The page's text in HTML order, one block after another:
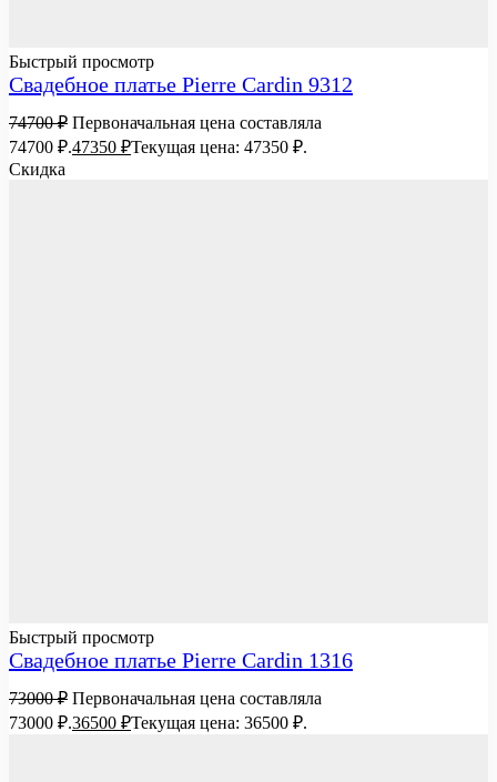
Быстрый просмотр
Свадебное платье Pierre Cardin 9312
74700₽ Первоначальная цена составляла
74700 ₽.47350 ₽Текущая цена: 47350 ₽.
Скидка
Быстрый просмотр
Свадебное платье Pierre Cardin 1316
73000₽ Первоначальная цена составляла
73000 ₽.36500 ₽Текущая цена: 36500 ₽.